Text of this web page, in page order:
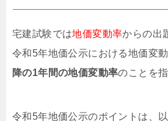
宅建試験では地価変動率からの出
令和5年地価公示における地価変動
降の1年間の地価変動率のことを指
令和5年地価公示のポイントは、以